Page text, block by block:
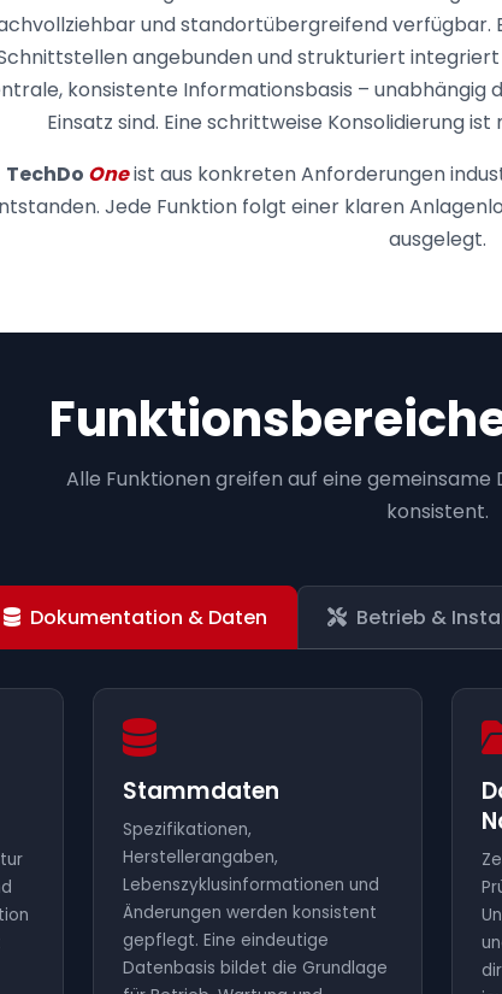
und standortübergreifend verfügbar.
angebunden und strukturiert
konsistente Informationsbasis – unabhängig
Einsatz sind. Eine schrittweise Konsolidierung
TechDo Oneist aus konkreten Anforderungen
Jede Funktion folgt einer klaren
ausgelegt.
Alle Funktionen greifen auf eine gemeinsame
konsistent.
Dokumentation & Daten Betrieb &
Stammdaten
Spezifikationen,
Herstellerangaben,
Lebenszyklusinformationen und
Änderungen werden konsistent
gepflegt. Eine eindeutige
Datenbasis bildet die Grundlage